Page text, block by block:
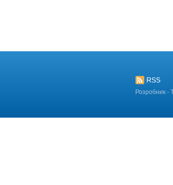
RSS
Розробник -